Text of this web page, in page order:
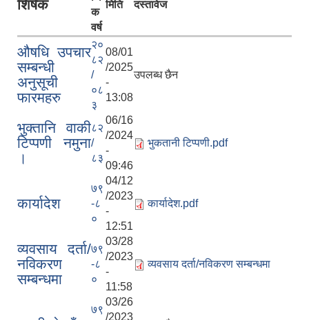
शिर्षक
क
वर्ष
मिति दस्तावेज
औषधि उपचार
सम्बन्धी
अनुसूची
फारमहरु
२०
८२
/
०८
३
08/01
/2025
-
13:08
उपलब्ध छैन
भुक्तानि वाकी
टिप्पणी नमुना
।
८२
/
८३
06/16
/2024
-
09:46
भुकतानी टिप्पणी.pdf
कार्यादेश
७९
-८
०
04/12
/2023
-
12:51
कार्यादेश.pdf
व्यवसाय दर्ता/
नविकरण
सम्बन्धमा
७९
-८
०
03/28
/2023
-
11:58
व्यवसाय दर्ता/नविकरण सम्बन्धमा
७९
03/26
/2023